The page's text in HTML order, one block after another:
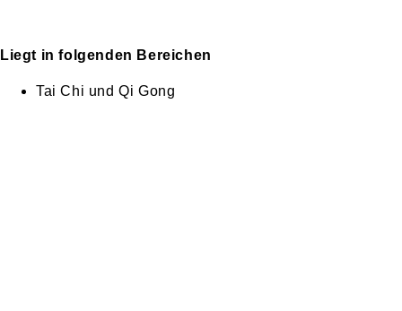
Liegt in folgenden Bereichen
Tai Chi und Qi Gong